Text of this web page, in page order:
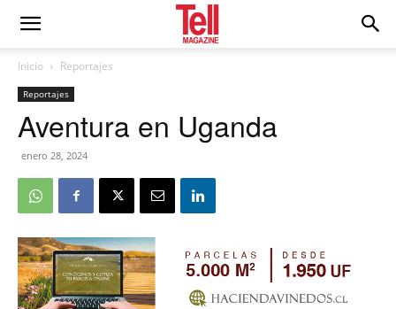
Inicio Reportajes
Reportajes
Aventura en Uganda
enero 28, 2024